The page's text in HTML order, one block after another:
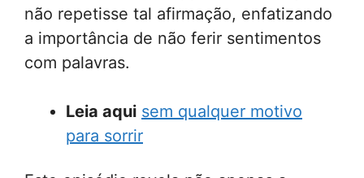
não repetisse tal afirmação, enfatizando
a importância de não ferir sentimentos
com palavras.
Leia aqui sem qualquer motivo
para sorrir